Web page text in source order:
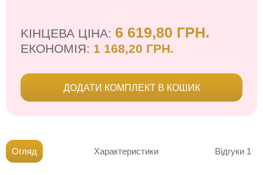
KІНЦЕВА ЦІНА: 6 619,80 ГРН.
ЕКОНОМІЯ: 1 168,20 ГРН.
ДОДАТИ КОМПЛЕКТ В КОШИК
Огляд Характеристики Відгуки 1